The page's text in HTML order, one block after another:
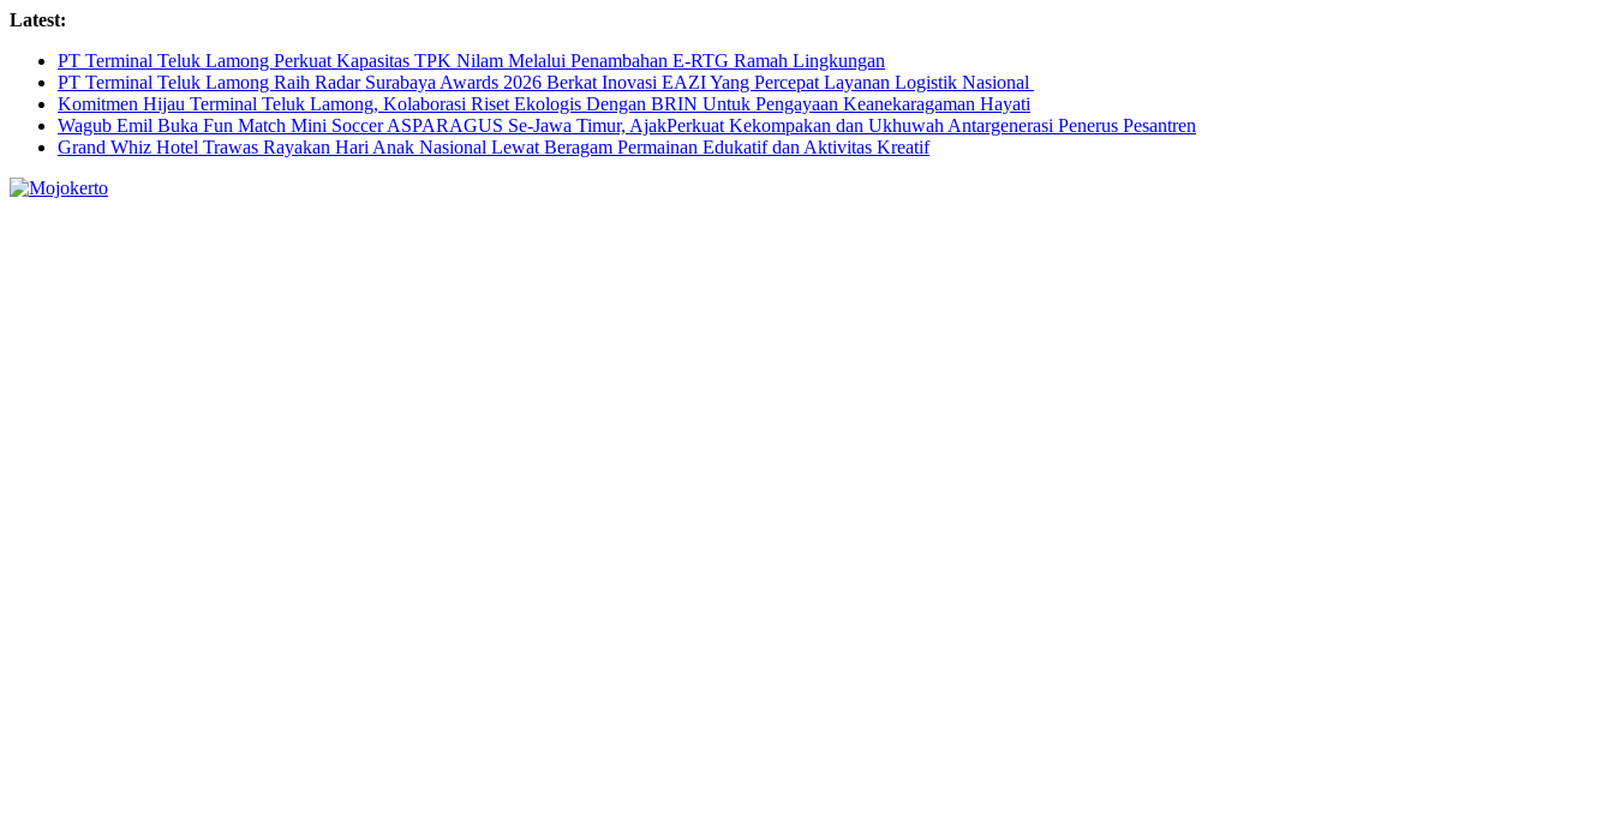
Skip
content
Latest:
PT Terminal Teluk Lamong Perkuat Kapasitas TPK Nilam Melalui Penambahan E-RTG Ramah Lingkungan
PT Terminal Teluk Lamong Raih Radar Surabaya Awards 2026 Berkat Inovasi EAZI Yang Percepat Layanan Logistik Nasional
Komitmen Hijau Terminal Teluk Lamong, Kolaborasi Riset Ekologis Dengan BRIN Untuk Pengayaan Keanekaragaman Hayati
Wagub Emil Buka Fun Match Mini Soccer ASPARAGUS Se-Jawa Timur, AjakPerkuat Kekompakan dan Ukhuwah Antargenerasi Penerus Pesantren
Grand Whiz Hotel Trawas Rayakan Hari Anak Nasional Lewat Beragam Permainan Edukatif dan Aktivitas Kreatif